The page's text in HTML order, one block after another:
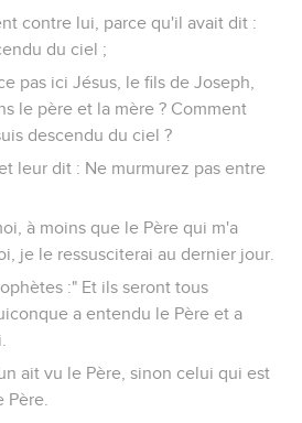
contre lui, parce qu'il avait dit :
du ciel ;
pas ici Jésus, le fils de Joseph,
le père et la mère ? Comment
descendu du ciel ?
leur dit : Ne murmurez pas entre
à moins que le Père qui m'a
je le ressusciterai au dernier jour.
:" Et ils seront tous
a entendu le Père et a
ait vu le Père, sinon celui qui est
Père.